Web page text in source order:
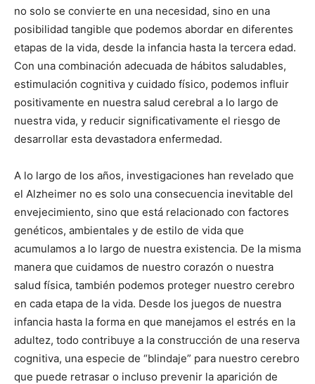
no solo se convierte en una necesidad, sino en una
posibilidad tangible que podemos abordar en diferentes
etapas de la vida, desde la infancia hasta la tercera edad.
Con una combinación adecuada de hábitos saludables,
estimulación cognitiva y cuidado físico, podemos influir
positivamente en nuestra salud cerebral a lo largo de
nuestra vida, y reducir significativamente el riesgo de
desarrollar esta devastadora enfermedad.
A lo largo de los años, investigaciones han revelado que
el Alzheimer no es solo una consecuencia inevitable del
envejecimiento, sino que está relacionado con factores
genéticos, ambientales y de estilo de vida que
acumulamos a lo largo de nuestra existencia. De la misma
manera que cuidamos de nuestro corazón o nuestra
salud física, también podemos proteger nuestro cerebro
en cada etapa de la vida. Desde los juegos de nuestra
infancia hasta la forma en que manejamos el estrés en la
adultez, todo contribuye a la construcción de una reserva
cognitiva, una especie de “blindaje” para nuestro cerebro
que puede retrasar o incluso prevenir la aparición de